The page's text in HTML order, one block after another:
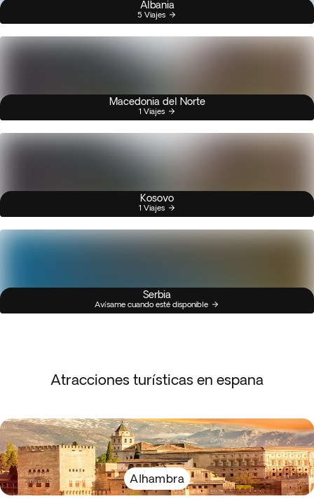
Albania
5 Viajes
Macedonia del Norte
1 Viajes
Kosovo
1 Viajes
Serbia
Avísame cuando esté disponible
Atracciones turísticas en espana
Alhambra